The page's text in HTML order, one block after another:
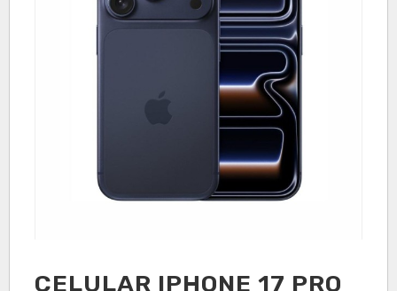
CELULAR IPHONE 17 PRO